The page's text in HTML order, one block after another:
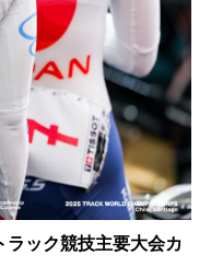
ラック競技主要大会カ